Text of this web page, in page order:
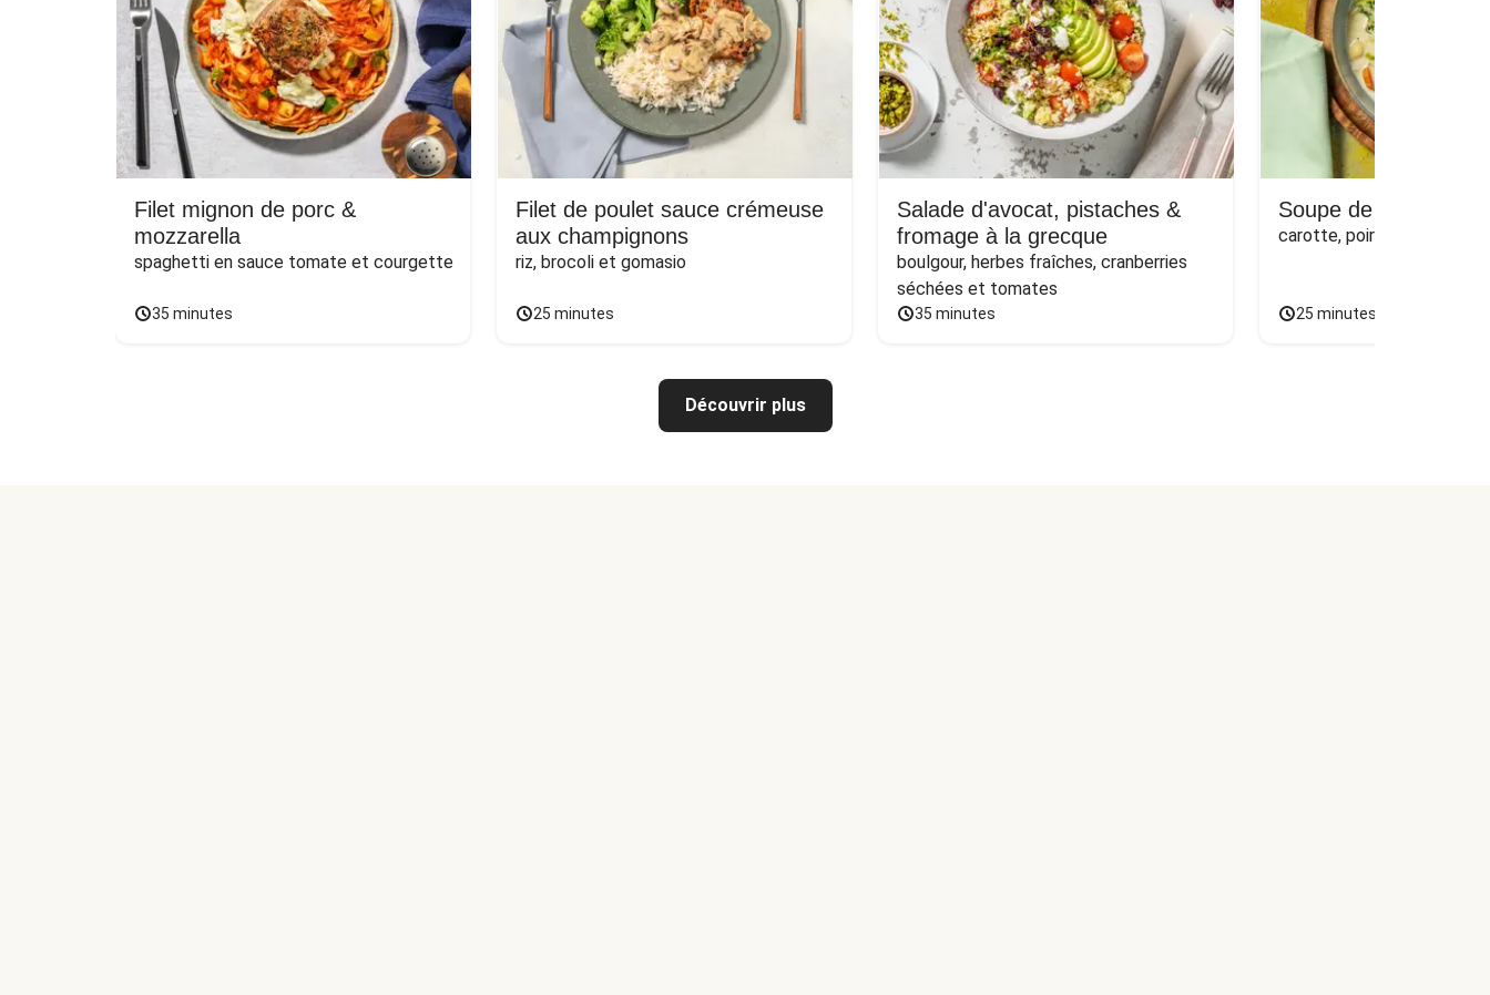
Filet mignon de porc &
mozzarella
spaghetti en sauce tomate et courgette
35 minutes
Filet de poulet sauce crémeuse
aux champignons
riz, brocoli et gomasio
25 minutes
Salade d'avocat, pistaches &
fromage à la grecque
boulgour, herbes fraîches, cranberries
séchées et tomates
35 minutes
Soupe de poulet &
carotte, poireau et persil
25 minutes
Découvrir plus